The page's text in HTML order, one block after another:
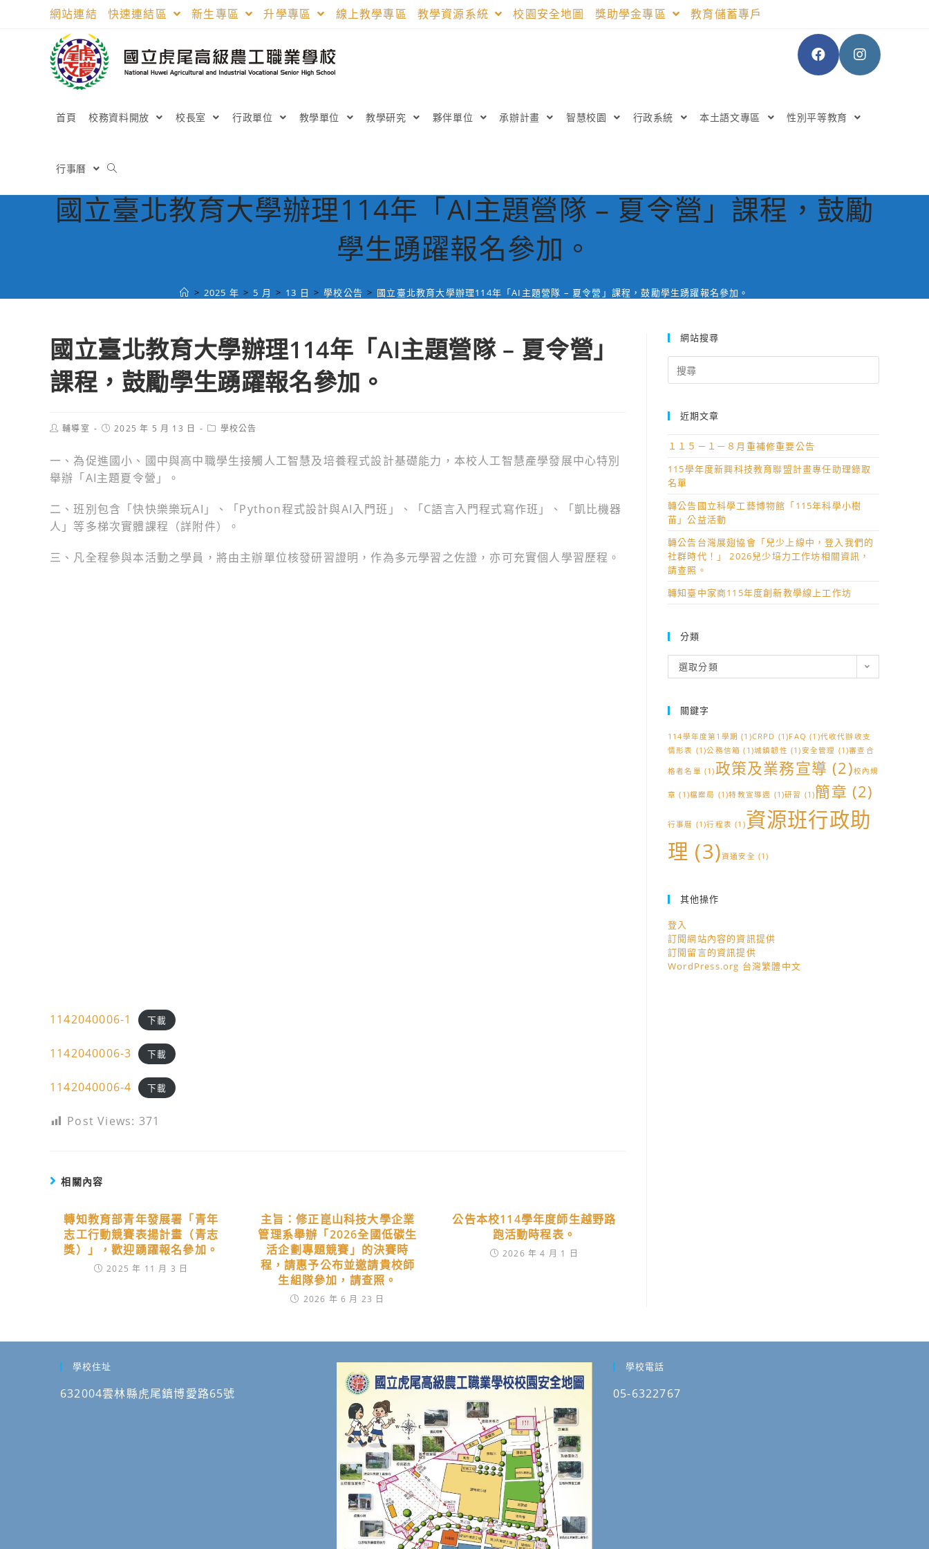
網站連結 快速連結區 新生專區 升學專區 線上教學專區 教學資源系統 校園安全地圖 獎助學金專區 教育儲蓄專戶
首頁 校務資料開放 校長室 行政單位 教學單位 教學研究 夥伴單位 承辦計畫 智慧校園 行政系統 本土語文專區 性別平等教育
行事曆
國立臺北教育大學辦理114年「AI主題營隊 – 夏令營」課程，鼓勵
學生踴躍報名參加。
> 2025 年 > 5 月 > 13 日 > 學校公告 > 國立臺北教育大學辦理114年「AI主題營隊 – 夏令營」課程，鼓勵學生踴躍報名參加。
國立臺北教育大學辦理114年「AI主題營隊 – 夏令營」
課程，鼓勵學生踴躍報名參加。
Post輔導室
Post2025 年 5 月 13 日
Post學校公告
一、為促進國小、國中與高中職學生接觸人工智慧及培養程式設計基礎能力，本校人工智慧產學發展中心特別
舉辦「AI主題夏令營」。
二、班別包含「快快樂樂玩AI」、「Python程式設計與AI入門班」、「C語言入門程式寫作班」、「凱比機器
人」等多梯次實體課程（詳附件）。
三、凡全程參與本活動之學員，將由主辦單位核發研習證明，作為多元學習之佐證，亦可充實個人學習歷程。
1142040006-1 下載
1142040006-3 下載
1142040006-4 下載
Post Views: 371
相關內容
轉知教育部青年發展署「青年
志工行動競賽表揚計畫（青志
獎）」，歡迎踴躍報名參加。
2025 年 11 月 3 日
主旨：修正崑山科技大學企業
管理系舉辦「2026全國低碳生
活企劃專題競賽」的決賽時
程，請惠予公布並邀請貴校師
生組隊參加，請查照。
2026 年 6 月 23 日
公告本校114學年度師生越野路
跑活動時程表。
2026 年 4 月 1 日
網站搜尋
for:
近期文章
１１５－１－８月重補修重要公告
115學年度新興科技教育聯盟計畫專任助理錄取
名單
轉公告國立科學工藝博物館「115年科學小樹
苗」公益活動
轉公告台灣展翅協會「兒少上線中，登入我們的
社群時代！」 2026兒少培力工作坊相關資訊，
請查照。
轉知臺中家商115年度創新教學線上工作坊
分類
類
選取分類
關鍵字
114學年度第1學期 (1)CRPD (1)FAQ (1)代收代辦收支
情形表 (1)公務信箱 (1)城鎮韌性 (1)安全管理 (1)審查合
格者名單 (1)政策及業務宣導 (2)校內規
章 (1)檔案局 (1)特教宣導週 (1)研習 (1)簡章 (2)
行事曆 (1)行程表 (1)資源班行政助
理 (3)資通安全 (1)
其他操作
登入
訂閱網站內容的資訊提供
訂閱留言的資訊提供
WordPress.org 台灣繁體中文
學校住址
632004雲林縣虎尾鎮博愛路65號
學校電話
05-6322767